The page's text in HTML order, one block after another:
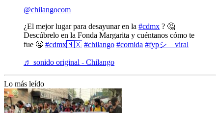
@chilangocom
¿El mejor lugar para desayunar en la #cdmx ? 🤔
Descúbrelo en la Fonda Margarita y cuéntanos cómo te
fue 🤤 #cdmx🇲🇽 #chilango #comida #fypシ゚viral
♬ sonido original - Chilango
Lo más leído